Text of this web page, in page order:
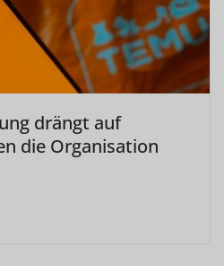
drängt auf
die Organisation